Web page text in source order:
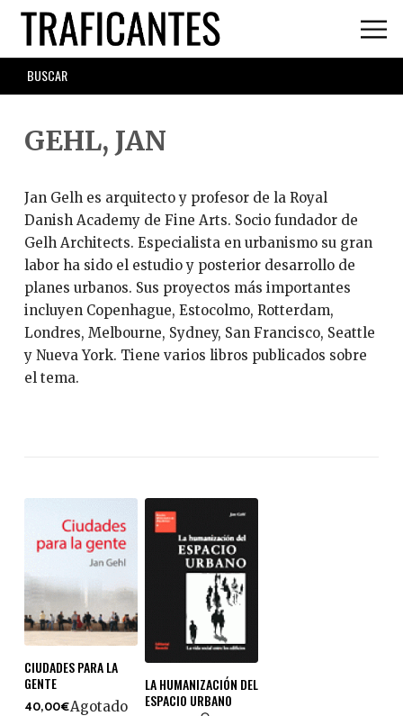
Skip
main
content
SEARCH
FORM
GEHL, JAN
Jan Gelh es arquitecto y profesor de la Royal
Danish Academy de Fine Arts. Socio fundador de
Gelh Architects. Especialista en urbanismo su gran
labor ha sido el estudio y posterior desarrollo de
planes urbanos. Sus proyectos más importantes
incluyen Copenhague, Estocolmo, Rotterdam,
Londres, Melbourne, Sydney, San Francisco, Seattle
y Nueva York. Tiene varios libros publicados sobre
el tema.
CIUDADES PARA LA
GENTE
40,00€Agotado
LA HUMANIZACIÓN DEL
ESPACIO URBANO